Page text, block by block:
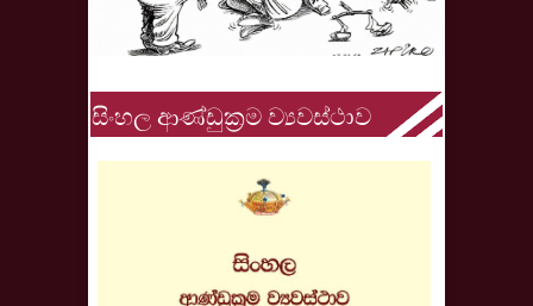
සිංහල ආණ්ඩුක්‍රම ව්‍යවස්ථාව